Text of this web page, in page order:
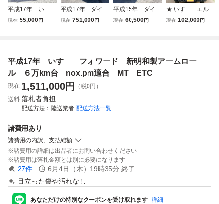
平成17年 い
すゞ フォワー
美車 売り切り
現在 55,000円
平成17年 ダイ
ナ セーフティー
0kg nox.pm適
合 売り切り
現在 751,000円
平成15年 ダイ
ナ セーフティー
り
現在 60,500円
★ いすゞ エル
フ 2ドア 高所
現在 102,000円
平成17年 いすゞ フォワード 新明和製アームロー
ル ６万km台 nox.pm適合 MT ETC
現在 1,511,000円
（税0円）
送料 落札者負担
配送方法 陸送業者 配送方法一覧
諸費用あり
諸費用の内訳、支払総額
諸費用の詳細は出品者にお問い合わせください
諸費用は落札金額とは別に必要になります
27件 6月4日（木）19時35分 終了
目立った傷や汚れなし
あなただけの特別なクーポンを受け取れます 詳細